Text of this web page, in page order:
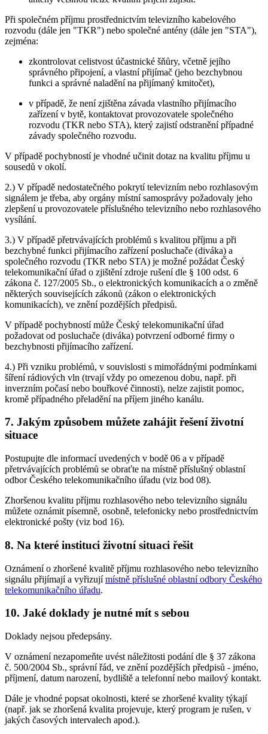
Při společném příjmu prostřednictvím televizního kabelového
rozvodu (dále jen "TKR") nebo společné antény (dále jen "STA"),
zejména:
zkontrolovat celistvost účastnické šňůry, včetně jejího
správného připojení, a vlastní přijímač (jeho bezchybnou
funkci a správné naladění na přijímaný kmitočet),
v případě, že není zjištěna závada vlastního přijímacího
zařízení v bytě, kontaktovat provozovatele společného
rozvodu (TKR nebo STA), který zajistí odstranění případné
závady společného rozvodu.
V případě pochybností je vhodné učinit dotaz na kvalitu příjmu u
sousedů v okolí.
2.) V případě nedostatečného pokrytí televizním nebo rozhlasovým
signálem je třeba, aby orgány místní samosprávy požadovaly jeho
zlepšení u provozovatele příslušného televizního nebo rozhlasového
vysílání.
3.) V případě přetrvávajících problémů s kvalitou příjmu a při
bezchybné funkci přijímacího zařízení posluchače (diváka) a
společného rozvodu (TKR nebo STA) je možné požádat Český
telekomunikační úřad o zjištění zdroje rušení dle § 100 odst. 6
zákona č. 127/2005 Sb., o elektronických komunikacích a o změně
některých souvisejících zákonů (zákon o elektronických
komunikacích), ve znění pozdějších předpisů.
V případě pochybností může Český telekomunikační úřad
požadovat od posluchače (diváka) potvrzení odborné firmy o
bezchybnosti přijímacího zařízení.
4.) Při vzniku problémů, v souvislosti s mimořádnými podmínkami
šíření rádiových vln (trvají vždy po omezenou dobu, např. při
inverzním počasí nebo bouřkové činnosti), nelze zajistit pomoc,
kromě případného přeladění na příjem jiného kanálu.
7. Jakým způsobem můžete zahájit řešení životní
situace
Postupujte dle informací uvedených v bodě 06 a v případě
přetrvávajících problémů se obraťte na místně příslušný oblastní
odbor Českého telekomunikačního úřadu (viz bod 08).
Zhoršenou kvalitu příjmu rozhlasového nebo televizního signálu
můžete oznámit písemně, osobně, telefonicky nebo prostřednictvím
elektronické pošty (viz bod 16).
8. Na které instituci životní situaci řešit
Oznámení o zhoršené kvalitě příjmu rozhlasového nebo televizního
signálu přijímají a vyřizujímístně příslušné oblastní odbory Českého
telekomunikačního úřadu.
10. Jaké doklady je nutné mít s sebou
Doklady nejsou předepsány.
V oznámení nezapomeňte uvést náležitosti podání dle § 37 zákona
č. 500/2004 Sb., správní řád, ve znění pozdějších předpisů - jméno,
příjmení, datum narození, bydliště a telefonní nebo mailový kontakt.
Dále je vhodné popsat okolnosti, které se zhoršené kvality týkají
(např. jak se zhoršená kvalita projevuje, který program je rušen, v
jakých časových intervalech apod.).